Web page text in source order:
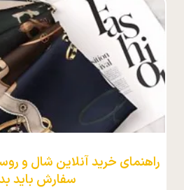
راهنمای خرید آنلاین شال و
سفارش باید